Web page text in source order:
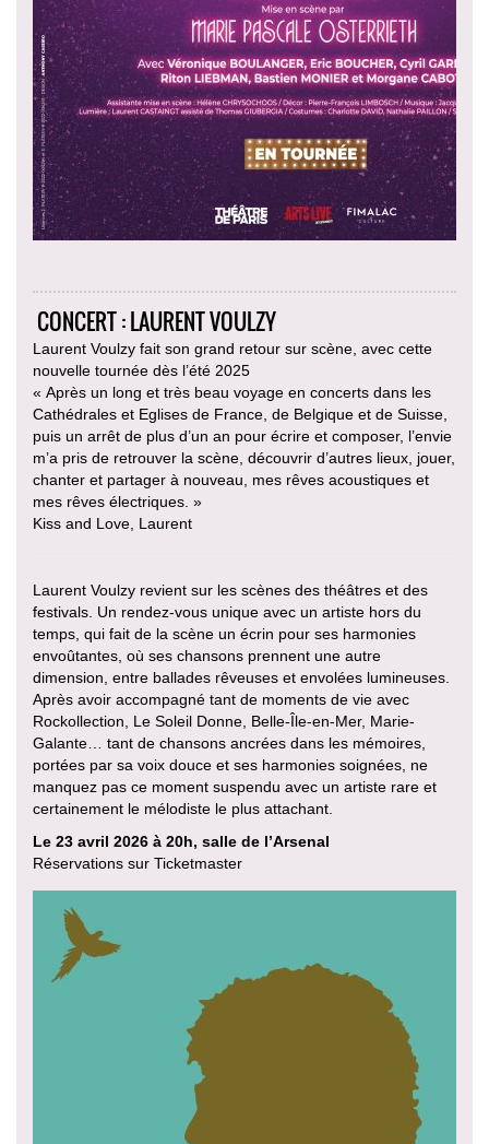
CONCERT : LAURENT VOULZY
Laurent Voulzy fait son grand retour sur scène, avec cette
nouvelle tournée dès l’été 2025
« Après un long et très beau voyage en concerts dans les
Cathédrales et Eglises de France, de Belgique et de Suisse,
puis un arrêt de plus d’un an pour écrire et composer, l’envie
m’a pris de retrouver la scène, découvrir d’autres lieux, jouer,
chanter et partager à nouveau, mes rêves acoustiques et
mes rêves électriques. »
Kiss and Love, Laurent
Laurent Voulzy revient sur les scènes des théâtres et des
festivals. Un rendez-vous unique avec un artiste hors du
temps, qui fait de la scène un écrin pour ses harmonies
envoûtantes, où ses chansons prennent une autre
dimension, entre ballades rêveuses et envolées lumineuses.
Après avoir accompagné tant de moments de vie avec
Rockollection, Le Soleil Donne, Belle-Île-en-Mer, Marie-
Galante… tant de chansons ancrées dans les mémoires,
portées par sa voix douce et ses harmonies soignées, ne
manquez pas ce moment suspendu avec un artiste rare et
certainement le mélodiste le plus attachant.
Le 23 avril 2026 à 20h, salle de l’Arsenal
Réservations sur Ticketmaster